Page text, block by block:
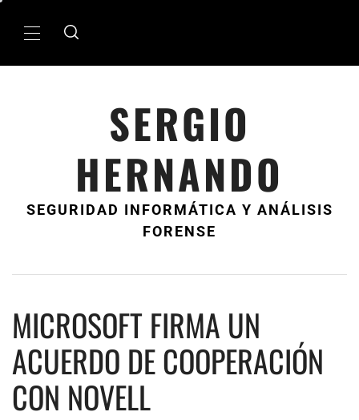
MenÃº
SERGIO
HERNANDO
SEGURIDAD INFORMÁTICA Y ANÁLISIS
FORENSE
MICROSOFT FIRMA UN
ACUERDO DE COOPERACIÓN
CON NOVELL